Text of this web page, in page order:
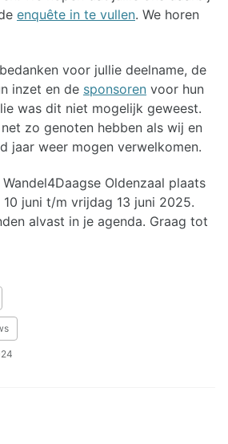
enquête in te vullen. We horen
voor jullie deelname, de
inzet en de sponsoren voor hun
was dit niet mogelijk geweest.
zo genoten hebben als wij en
jaar weer mogen verwelkomen.
Oldenzaal plaats
juni t/m vrijdag 13 juni 2025.
alvast in je agenda. Graag tot